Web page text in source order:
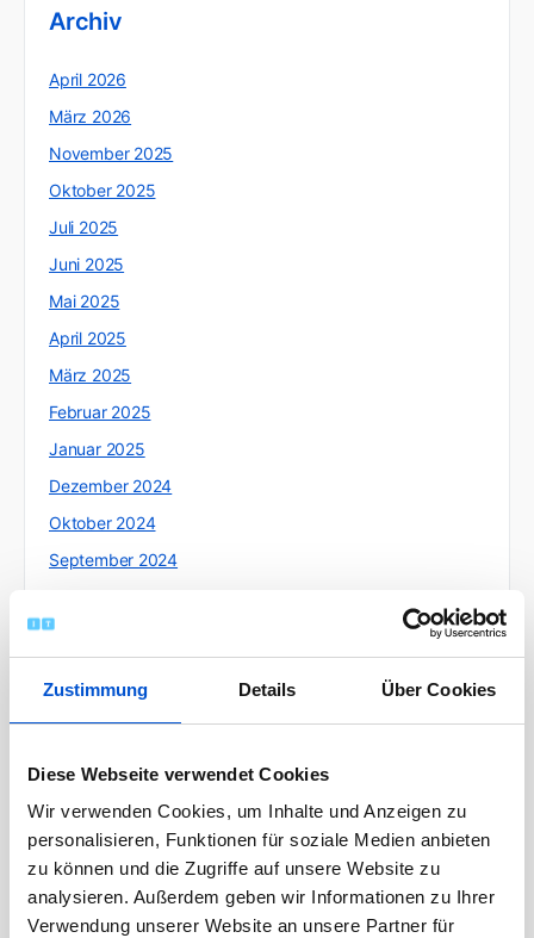
Zustimmung Details Über Cookies
Diese Webseite verwendet Cookies
Wir verwenden Cookies, um Inhalte und Anzeigen zu
personalisieren, Funktionen für soziale Medien anbieten
zu können und die Zugriffe auf unsere Website zu
analysieren. Außerdem geben wir Informationen zu Ihrer
Verwendung unserer Website an unsere Partner für
Archiv
April 2026
März 2026
November 2025
Oktober 2025
Juli 2025
Juni 2025
Mai 2025
April 2025
März 2025
Februar 2025
Januar 2025
Dezember 2024
Oktober 2024
September 2024
Juli 2024
März 2024
Februar 2024
Dezember 2023
November 2023